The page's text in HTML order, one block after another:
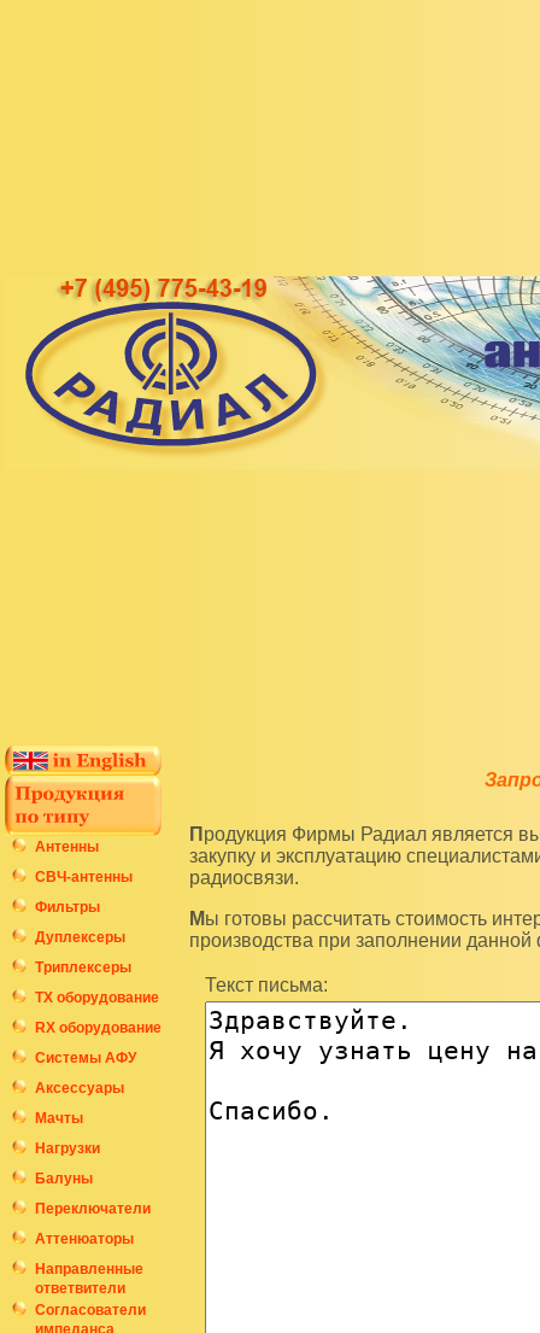
Антенны
СВЧ-антенны
Фильтры
Дуплексеры
Триплексеры
ТХ оборудование
RX оборудование
Системы АФУ
Аксессуары
Мачты
Нагрузки
Балуны
Переключатели
Аттенюаторы
Направленные
ответвители
Согласователи
импеданса
Продукция Фирмы Радиал является высокотехнологичным оборудованием и подразумевает
закупку и эксплуатацию
радиосвязи.
Мы готовы рассчитать стоимость интересующих вас изделий по последним ценам нашего
производства при заполнении
Текст письма: